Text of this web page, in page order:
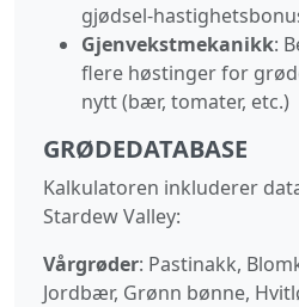
gjødsel-
Gjenvekstmekanikk:
flere høstinger for
nytt (bær, tomater, etc.)
GRØDEDATABASE
Kalkulatoren inkluderer
Stardew Valley:
Vårgrøder: Pastinakk,
Jordbær, Grønn bønne,